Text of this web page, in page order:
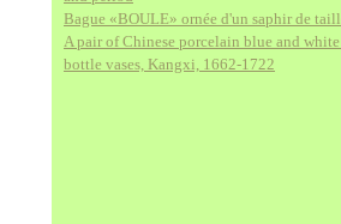
Bague «BOULE» ornée d'un saphir de
A pair of Chinese porcelain blue and
bottle vases, Kangxi, 1662-1722